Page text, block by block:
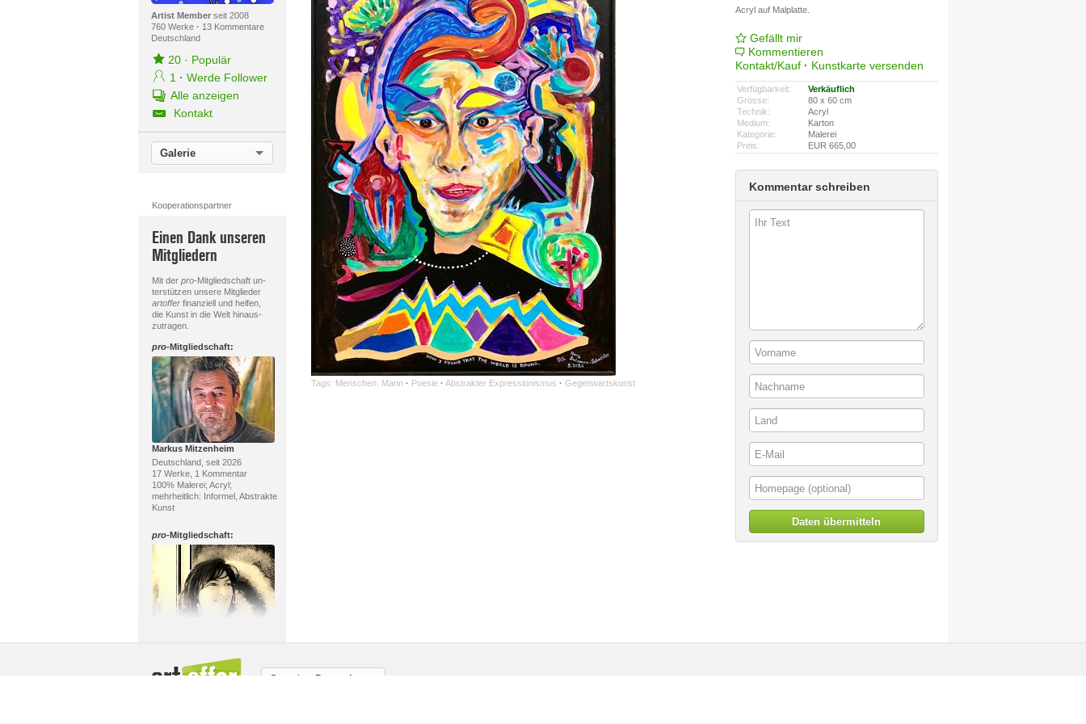
Artist Memberseit 2008
760 Werke · 13 Kommentare
Deutschland
20· Populär
1 · Werde Follower
Alle anzeigen
Kontakt
Galerie
Kooperationspartner
Einen Dank unseren
Mitgliedern
Mit der pro-Mitgliedschaft un-
terstützen unsere Mitglieder
artofferfinanziell und helfen,
die Kunst in die Welt hinaus-
zutragen.
pro-Mitgliedschaft:
Markus Mitzenheim
Deutschland, seit 2026
17 Werke, 1 Kommentar
100% Malerei; Acryl;
mehrheitlich: Informel, Abstrakte
Kunst
pro-Mitgliedschaft:
137 Werke, 630 Kommentare
100% Malerei; Acryl,
Tags: Menschen: Mann · Poesie · Abstrakter Expressionismus · Gegenwartskunst
Acryl auf Malplatte.
Gefällt mir
Kommentieren
Kontakt/Kauf · Kunstkarte versenden
Verfügbarkeit:
Verkäuflich
Grösse:
80 x 60 cm
Technik:
Acryl
Medium:
Karton
Kategorie:
Malerei
Preis:
EUR 665,00
Kommentar schreiben
Daten übermitteln
Sprache: Deutsch